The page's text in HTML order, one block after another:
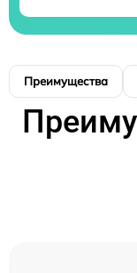
Преимущества